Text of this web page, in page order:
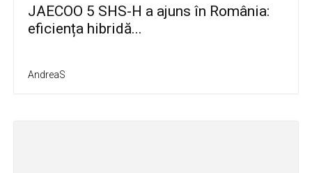
JAECOO 5 SHS-H a ajuns în România:
eficiența hibridă...
AndreaS